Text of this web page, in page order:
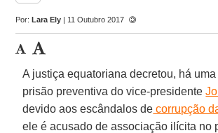
Por:Lara Ely | 11 Outubro 2017
A justiça equatoriana decretou, há
prisão preventiva do vice-presidente
devido aos escândalos de corrupção
ele é acusado de associação ilícita no